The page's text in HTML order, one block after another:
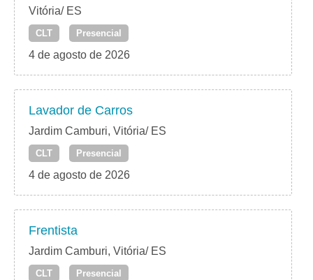
Vitória/ ES
CLT Presencial
4 de agosto de 2026
Lavador de Carros
Jardim Camburi, Vitória/ ES
CLT Presencial
4 de agosto de 2026
Frentista
Jardim Camburi, Vitória/ ES
CLT Presencial